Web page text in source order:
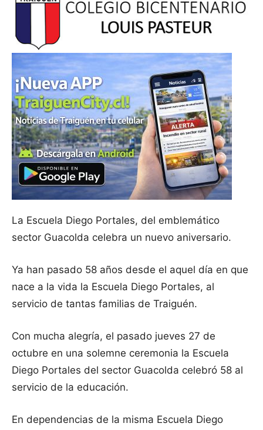
La Escuela Diego Portales, del emblemático
sector Guacolda celebra un nuevo aniversario.
Ya han pasado 58 años desde el aquel día en que
nace a la vida la Escuela Diego Portales, al
servicio de tantas familias de Traiguén.
Con mucha alegría, el pasado jueves 27 de
octubre en una solemne ceremonia la Escuela
Diego Portales del sector Guacolda celebró 58 al
servicio de la educación.
En dependencias de la misma Escuela Diego